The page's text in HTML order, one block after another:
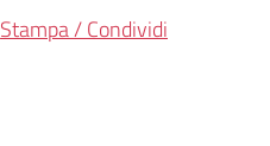
Stampa / Condividi